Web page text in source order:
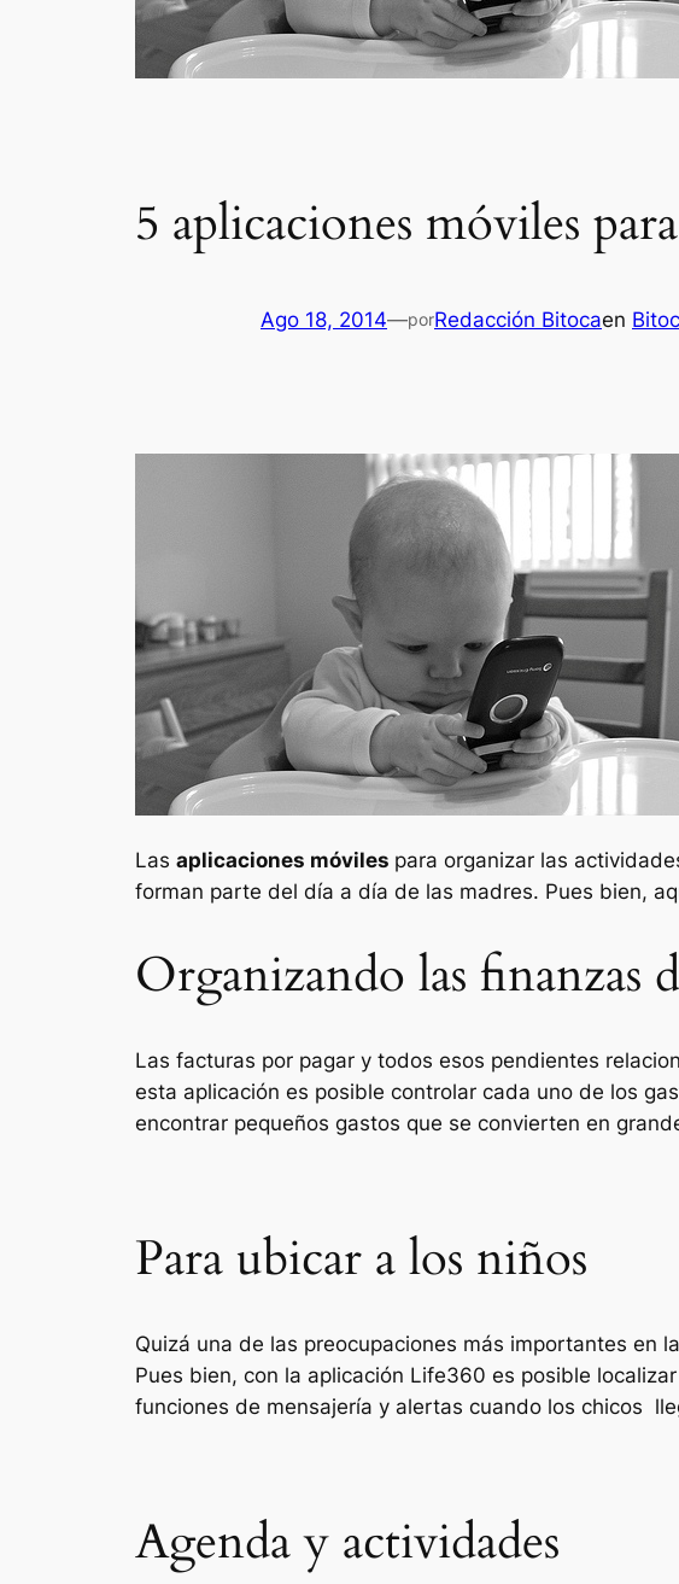
5 aplicaciones móviles
Ago 18, 2014—porRedacción Bitocaen
Las aplicaciones móviles para organizar las
forman parte del día a día de las madres. Pues bien,
Organizando las finanzas
Las facturas por pagar y todos esos pendientes
esta aplicación es posible controlar cada uno de los
encontrar pequeños gastos que se convierten en
Para ubicar a los niños
Quizá una de las preocupaciones más importantes en
Pues bien, con la aplicación Life360 es posible
funciones de mensajería y alertas cuando los chicos
Agenda y actividades